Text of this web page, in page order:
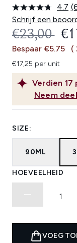
4.7
Schrijf een
Verdien 17
Neem
€23,00
Bespaar €5.75 (
€17,25 per unit
SIZE:
90ML
HOEVEELHEID
VOEG